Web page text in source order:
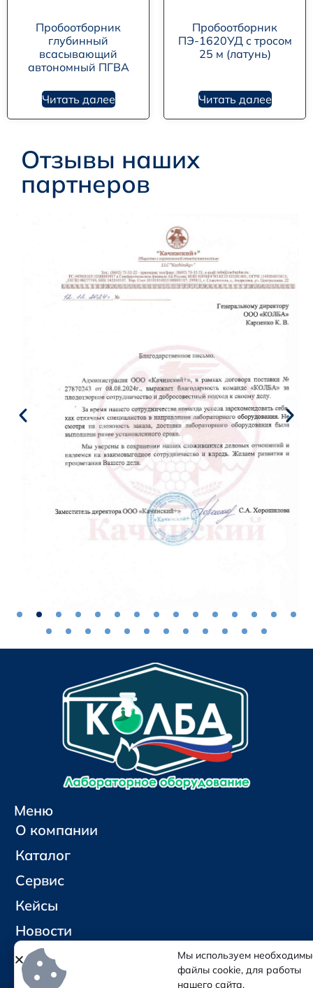
Пробоотборник
глубинный
всасывающий
автономный ПГВА
Читать далее
Пробоотборник
ПЭ-1620УД с тросом
25 м (латунь)
Читать далее
Отзывы наших
партнеров
Меню
О компании
Каталог
Сервис
Кейсы
Новости
Контакты
Мы используем
файлы cookie, для работы
нашего сайта.